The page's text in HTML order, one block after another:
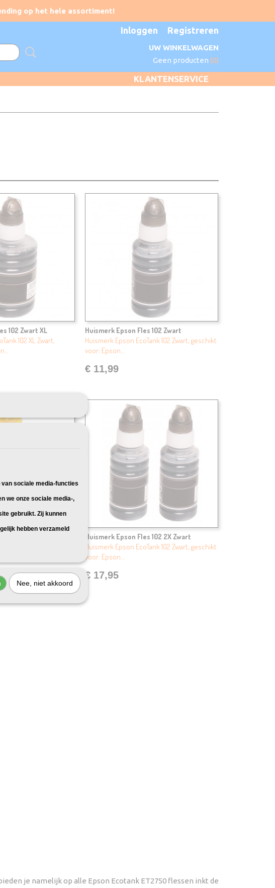
Inloggen Registreren
UW WINKELWAGEN
Geen producten (0)
KLANTENSERVICE
102 Zwart XL
102 XL Zwart,
Huismerk Epson Fles 102 Zwart
Huismerk Epson EcoTank 102 Zwart, geschikt
voor: Epson…
€ 11,99
102 Geel, geschikt
Huismerk Epson Fles 102 2X Zwart
Huismerk Epson EcoTank 102 Zwart, geschikt
voor: Epson…
€ 17,95
je namelijk op alle Epson Ecotank ET2750 flessen inkt de
sociale media-functies
we onze sociale media-,
gebruikt. Zij kunnen
hebben verzameld
Nee, niet akkoord